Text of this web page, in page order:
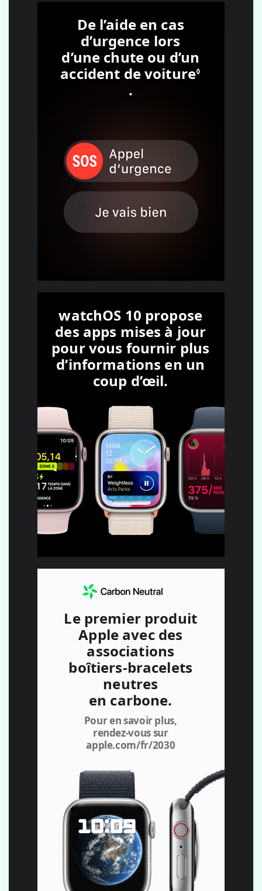
De l’aide en cas
d’urgence lors
d’une chute ou d’un
accident de voiture◊
Renvoi aux
.
watchOS 10 propose
des apps mises à jour
pour vous fournir plus
d’informations en un
coup d’œil.
Le premier produit
Apple avec des
associations
boîtiers-bracelets
neutres
en carbone.
Pour en savoir plus,
rendez‑vous sur
apple.com/fr/2030